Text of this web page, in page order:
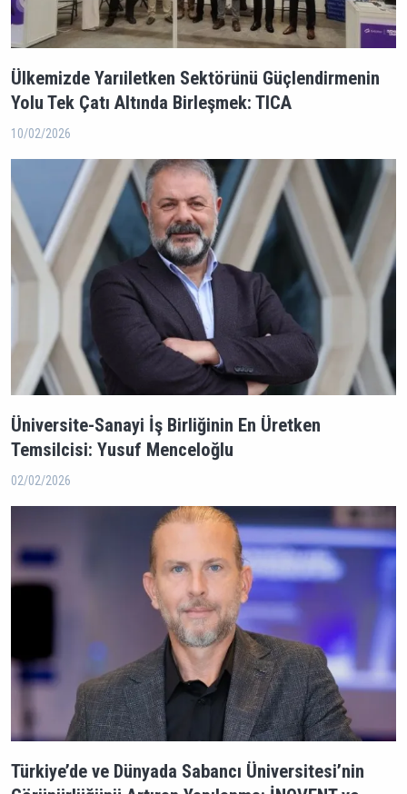
Ülkemizde Yarıiletken Sektörünü Güçlendirmenin
Yolu Tek Çatı Altında Birleşmek: TICA
10/02/2026
Üniversite-Sanayi İş Birliğinin En Üretken
Temsilcisi: Yusuf Menceloğlu
02/02/2026
Türkiye’de ve Dünyada Sabancı Üniversitesi’nin